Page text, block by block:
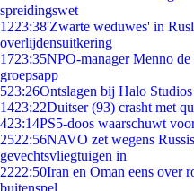
spreidingswet
1223:38'Zwarte weduwes' in
overlijdensuitkering
1723:35NPO-manager Menno
groepsapp
523:26Ontslagen bij Halo
1423:22Duitser (93) crasht met
423:14PS5-doos waarschuwt
2522:56NAVO zet wegens
gevechtsvliegtuigen in
2222:50Iran en Oman eens over
buitenspel